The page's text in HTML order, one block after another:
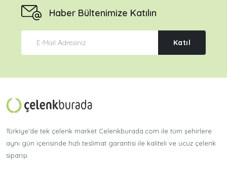
Haber Bültenimize Katılın
Katıl
Türkiye'de tek çelenk market Celenkburada.com ile tüm şehirlere
aynı gün içerisinde hızlı teslimat garantisi ile kaliteli ve ucuz çelenk
siparişi.